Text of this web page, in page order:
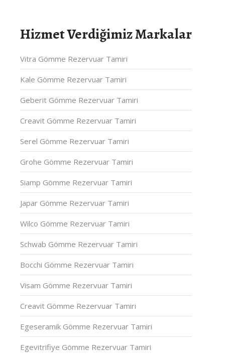
Hizmet Verdiğimiz Markalar
Vitra Gömme Rezervuar Tamiri
Kale Gömme Rezervuar Tamiri
Geberit Gömme Rezervuar Tamiri
Creavit Gömme Rezervuar Tamiri
Serel Gömme Rezervuar Tamiri
Grohe Gömme Rezervuar Tamiri
Siamp Gömme Rezervuar Tamiri
Japar Gömme Rezervuar Tamiri
Wilco Gömme Rezervuar Tamiri
Schwab Gömme Rezervuar Tamiri
Bocchi Gömme Rezervuar Tamiri
Visam Gömme Rezervuar Tamiri
Creavit Gömme Rezervuar Tamiri
Egeseramik Gömme Rezervuar Tamiri
Egevitrifiye Gömme Rezervuar Tamiri